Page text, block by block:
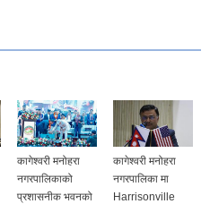
कागेश्वरी मनोहरा
नगरपालिकाको
प्रशासनीक भवनको
कागेश्वरी मनोहरा
नगरपालिका मा
Harrisonville